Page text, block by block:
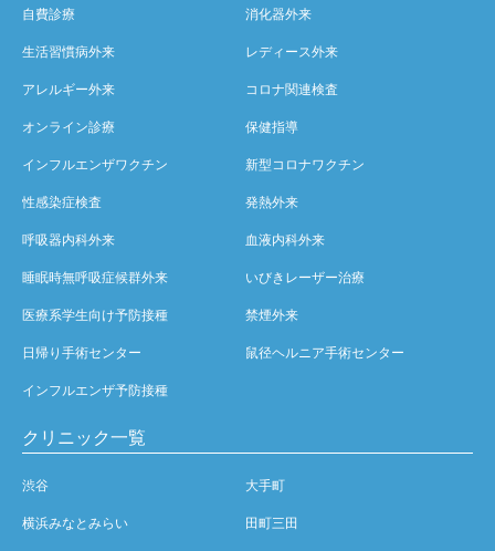
自費診療 消化器外来
生活習慣病外来 レディース外来
アレルギー外来 コロナ関連検査
オンライン診療 保健指導
インフルエンザワクチン 新型コロナワクチン
性感染症検査 発熱外来
呼吸器内科外来 血液内科外来
睡眠時無呼吸症候群外来 いびきレーザー治療
医療系学生向け予防接種 禁煙外来
日帰り手術センター 鼠径ヘルニア手術センター
インフルエンザ予防接種
クリニック一覧
渋谷 大手町
横浜みなとみらい 田町三田